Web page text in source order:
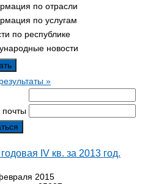
по отрасли
по услугам
по республике
новости
»
почты
IV кв. за 2013 год.
2015